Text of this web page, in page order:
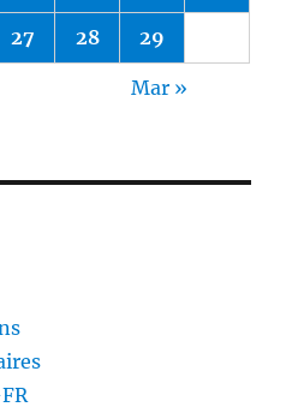
27 28 29
Mar »